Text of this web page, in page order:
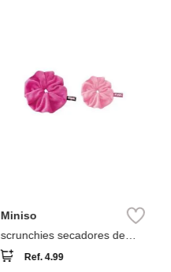
Miniso
scrunchies secadores de
cabello 2 piezas colección
pink party
Ref.4.99